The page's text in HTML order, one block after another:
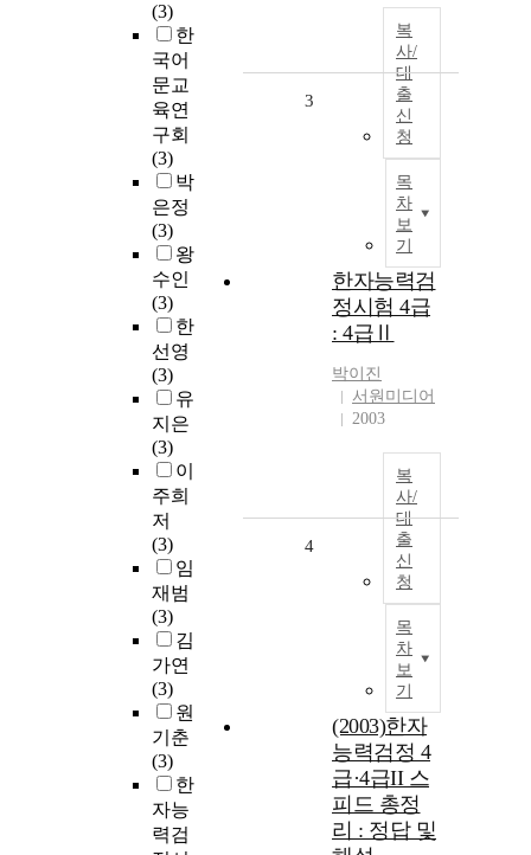
(3)
한
국어
문교
육연
구회
(3)
박
은정
(3)
왕
수인
(3)
한
선영
(3)
유
지은
(3)
이
주희
저
(3)
임
재범
(3)
김
가연
(3)
원
기춘
(3)
한
자능
력검
복
사/
대
출
신
청
목
차
보
기
3
한자능력검
정시험 4급
: 4급Ⅱ
박이진
서원미디어
2003
복
사/
대
출
신
청
목
차
보
기
4
(2003)한자
능력검정 4
급·4급II 스
피드 총정
리 : 정답 및